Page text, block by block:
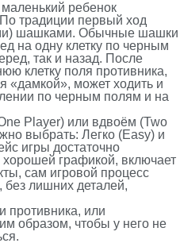
ребенок
традиции первый ход
шашками. Обычные шашки
на одну клетку по черным
так и назад. После
клетку поля противника,
«дамкой», может ходить и
по черным полям и на
Player) или вдвоём (Two
выбрать: Легко (Easy) и
игры достаточно
графикой, включает
сам игровой процесс
лишних деталей,
противника, или
образом, чтобы у него не